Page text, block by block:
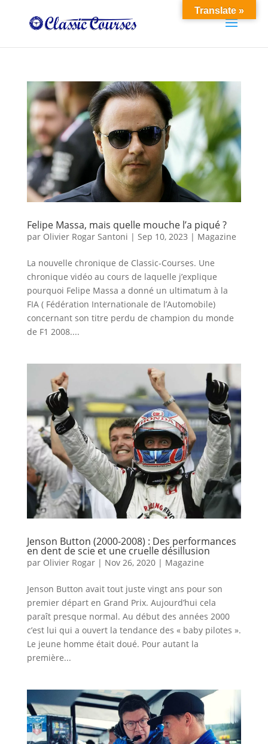
Felipe Massa, mais quelle mouche l’a piqué ?
par Olivier Rogar Santoni | Sep 10, 2023 | Magazine
La nouvelle chronique de Classic-Courses. Une
chronique vidéo au cours de laquelle j’explique
pourquoi Felipe Massa a donné un ultimatum à la
FIA ( Fédération Internationale de l’Automobile)
concernant son titre perdu de champion du monde
de F1 2008....
Jenson Button (2000-2008) : Des performances
en dent de scie et une cruelle désillusion
par Olivier Rogar| Nov 26, 2020| Magazine
Jenson Button avait tout juste vingt ans pour son
premier départ en Grand Prix. Aujourd’hui cela
paraît presque normal. Au début des années 2000
c’est lui qui a ouvert la tendance des « baby pilotes ».
Le jeune homme était doué. Pour autant la
première...
Translate »